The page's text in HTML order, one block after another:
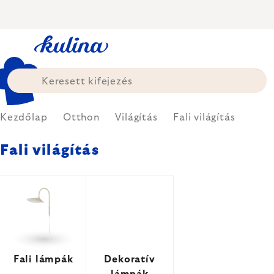
tartalomhoz
Kezdőlap Otthon Világítás Fali világítás
Fali világítás
Fali lámpák
Dekoratív